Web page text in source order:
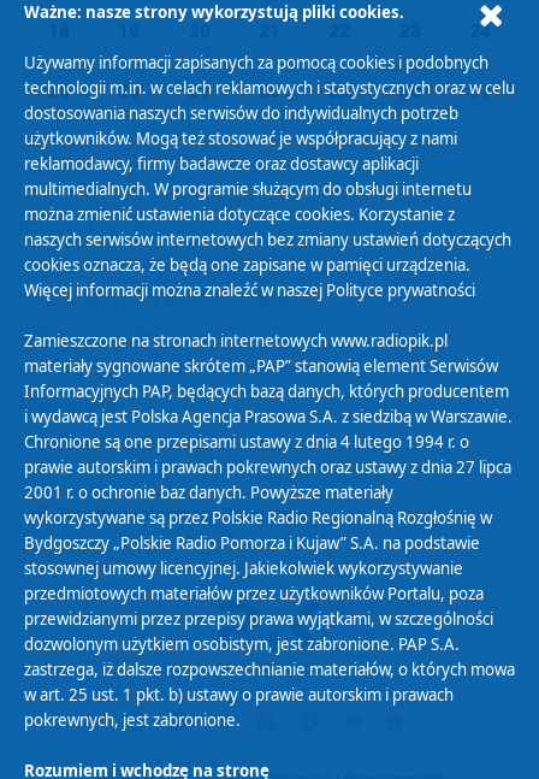
24
25 26 27 28 29 30 31
Polityka Prywatności
Zasady korzystania z Serwisu
Organizacje Pożytku Publicznego
Cyfryzacja DAB+
Polityka ochrony danych osobowych
Abonament
Zamówienia publiczne
Biuletyn Informacji Publicznej
Ważne: nasze strony wykorzystują pliki cookies.
Używamy informacji zapisanych za pomocą cookies i podobnych
technologii m.in. w celach reklamowych i statystycznych oraz w celu
dostosowania naszych serwisów do indywidualnych potrzeb
użytkowników. Mogą też stosować je współpracujący z nami
reklamodawcy, firmy badawcze oraz dostawcy aplikacji
multimedialnych. W programie służącym do obsługi internetu
można zmienić ustawienia dotyczące cookies. Korzystanie z
naszych serwisów internetowych bez zmiany ustawień dotyczących
cookies oznacza, że będą one zapisane w pamięci urządzenia.
Więcej informacji można znaleźć w naszej Polityce prywatności
Zamieszczone na stronach internetowych www.radiopik.pl
materiały sygnowane skrótem „PAP” stanowią element Serwisów
Informacyjnych PAP, będących bazą danych, których producentem
i wydawcą jest Polska Agencja Prasowa S.A. z siedzibą w Warszawie.
Chronione są one przepisami ustawy z dnia 4 lutego 1994 r. o
prawie autorskim i prawach pokrewnych oraz ustawy z dnia 27 lipca
2001 r. o ochronie baz danych. Powyższe materiały
wykorzystywane są przez Polskie Radio Regionalną Rozgłośnię w
Bydgoszczy „Polskie Radio Pomorza i Kujaw” S.A. na podstawie
stosownej umowy licencyjnej. Jakiekolwiek wykorzystywanie
przedmiotowych materiałów przez użytkowników Portalu, poza
przewidzianymi przez przepisy prawa wyjątkami, w szczególności
dozwolonym użytkiem osobistym, jest zabronione. PAP S.A.
zastrzega, iż dalsze rozpowszechnianie materiałów, o których mowa
w art. 25 ust. 1 pkt. b) ustawy o prawie autorskim i prawach
pokrewnych, jest zabronione.
Rozumiem i wchodzę na stronę